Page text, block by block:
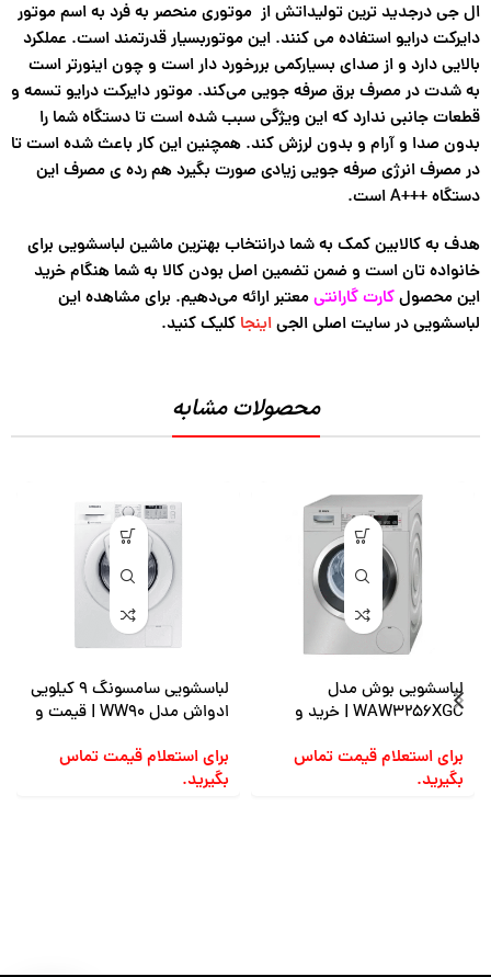
ال جی درجدید ترین تولیداتش از موتوری منحصر به فرد به اسم موتور
دایرکت درایو استفاده می کنند. این موتوربسیار قدرتمند است. عملکرد
بالایی دارد و از صدای بسیارکمی بررخورد دار است و چون اینورتر است
به شدت در مصرف برق صرفه جویی می‌کند. موتور دایرکت درایو تسمه و
قطعات جانبی ندارد که این ویژگی سبب شده است تا دستگاه شما را
بدون صدا و آرام و بدون لرزش کند. همچنین این کار باعث شده است تا
در مصرف انرژی صرفه جویی زیادی صورت بگیرد هم رده ی مصرف این
دستگاه +++A است.
هدف به کالابین کمک به شما درانتخاب بهترین ماشین لباسشویی برای
خانواده تان است و ضمن تضمین اصل بودن کالا به شما هنگام خرید
این محصولکارت گارانتیمعتبر ارائه می‌دهیم. برای مشاهده این
لباسشویی در سایت اصلی الجیاینجا کلیک کنید.
محصولات مشابه
لباسشویی بوش مدل
WAW3256XGC | خرید و
برای استعلام قیمت تماس
بگیرید.
لباسشویی سامسونگ 9 کیلویی
ادواش مدل WW90 | قیمت و
برای استعلام قیمت تماس
بگیرید.